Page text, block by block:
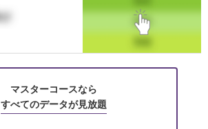
マスターコースなら
すべてのデータが見放題